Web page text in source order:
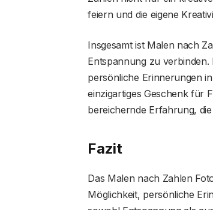
feiern und die eigene
Insgesamt ist Malen nach
Entspannung zu
persönliche Erinnerungen
einzigartiges Geschenk für
bereichernde Erfahrung,
Fazit
Das Malen nach Zahlen
Möglichkeit, persönliche